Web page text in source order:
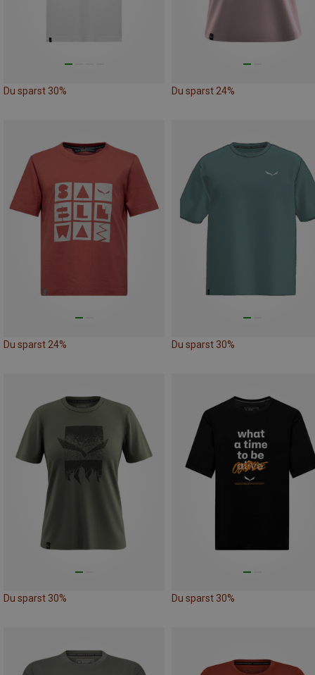
Du sparst 30% Du sparst 24%
Du sparst 24% Du sparst 30%
Du sparst 30% Du sparst 30%